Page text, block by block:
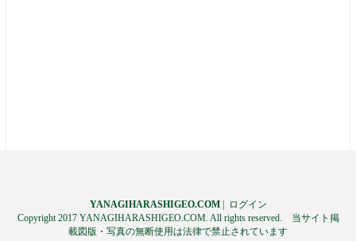
YANAGIHARASHIGEO.COM|
ログイン
Copyright 2017 YANAGIHARASHIGEO.COM. All rights reserved. 当サイト掲
載図版・写真の無断使用は法律で禁止されています